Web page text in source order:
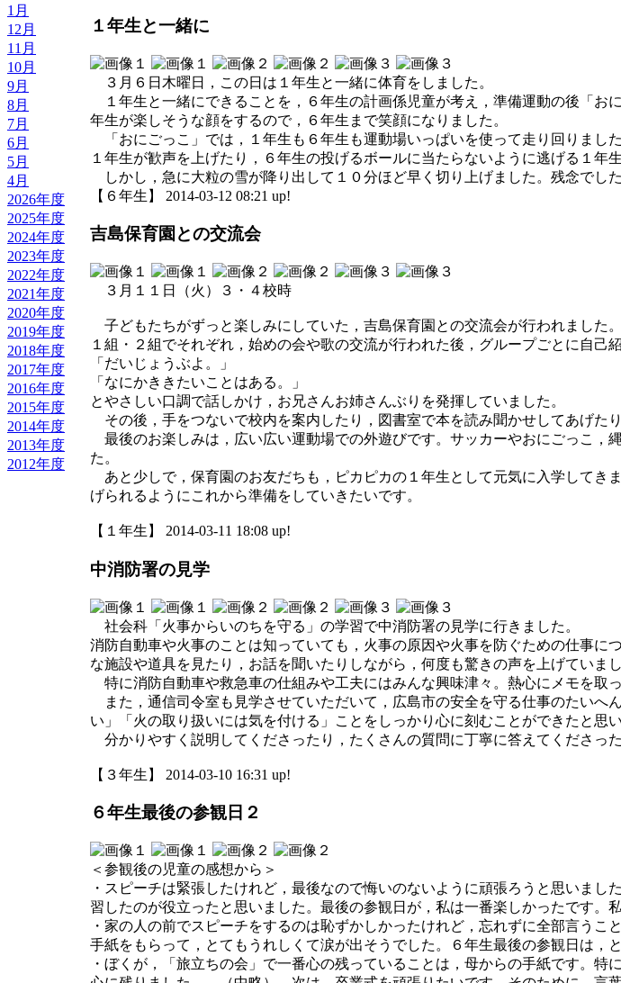
1月
12月
11月
10月
9月
8月
7月
6月
5月
4月
2026年度
2025年度
2024年度
2023年度
2022年度
2021年度
2020年度
2019年度
2018年度
2017年度
2016年度
2015年度
2014年度
2013年度
2012年度
１年生と一緒に
３月６日木曜日，この日は１年生と一緒に体育をしました。
１年生と一緒にできることを，６年生の計画係児童が考え，準備運動の後「お
年生が楽しそうな顔をするので，６年生まで笑顔になりました。
「おにごっこ」では，１年生も６年生も運動場いっぱいを使って走り回りまし
１年生が歓声を上げたり，６年生の投げるボールに当たらないように逃げる１年
しかし，急に大粒の雪が降り出して１０分ほど早く切り上げました。残念でし
【６年生】 2014-03-12 08:21 up!
吉島保育園との交流会
３月１１日（火）３・４校時
子どもたちがずっと楽しみにしていた，吉島保育園との交流会が行われました。
１組・２組でそれぞれ，始めの会や歌の交流が行われた後，グループごとに自己
「だいじょうぶよ。」
「なにかききたいことはある。」
とやさしい口調で話しかけ，お兄さんお姉さんぶりを発揮していました。
その後，手をつないで校内を案内したり，図書室で本を読み聞かせしてあげた
最後のお楽しみは，広い広い運動場での外遊びです。サッカーやおにごっこ，
た。
あと少しで，保育園のお友だちも，ピカピカの１年生として元気に入学してき
げられるようにこれから準備をしていきたいです。
【１年生】 2014-03-11 18:08 up!
中消防署の見学
社会科「火事からいのちを守る」の学習で中消防署の見学に行きました。
消防自動車や火事のことは知っていても，火事の原因や火事を防ぐための仕事に
な施設や道具を見たり，お話を聞いたりしながら，何度も驚きの声を上げていまし
特に消防自動車や救急車の仕組みや工夫にはみんな興味津々。熱心にメモを取
また，通信司令室も見学させていただいて，広島市の安全を守る仕事のたいへ
い」「火の取り扱いには気を付ける」ことをしっかり心に刻むことができたと思い
分かりやすく説明してくださったり，たくさんの質問に丁寧に答えてくださっ
【３年生】 2014-03-10 16:31 up!
６年生最後の参観日２
＜参観後の児童の感想から＞
・スピーチは緊張したけれど，最後なので悔いのないように頑張ろうと思いま
習したのが役立ったと思いました。最後の参観日が，私は一番楽しかったです。
・家の人の前でスピーチをするのは恥ずかしかったけれど，忘れずに全部言う
手紙をもらって，とてもうれしくて涙が出そうでした。６年生最後の参観日は，
・ぼくが，「旅立ちの会」で一番心の残っていることは，母からの手紙です。